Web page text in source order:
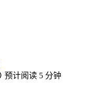
预计阅读 5 分钟